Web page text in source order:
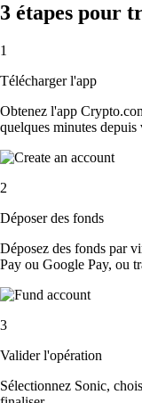
3 étapes pour
1
Télécharger l'app
Obtenez l'app
quelques minutes depuis
2
Déposer des fonds
Déposez des fonds par
Pay ou Google Pay, ou
3
Valider l'opération
Sélectionnez Sonic,